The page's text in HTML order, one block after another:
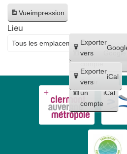
Vueimpression
Créer
un
compte
Google
Créer
un
compte
iCal
Exporter
vers
Exporter
vers
iCal
Lieu